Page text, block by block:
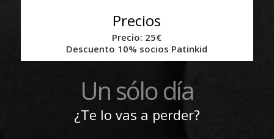
Precios
Precio: 25€
Descuento 10% socios Patinkid
Un sólo día
¿Te lo vas a perder?